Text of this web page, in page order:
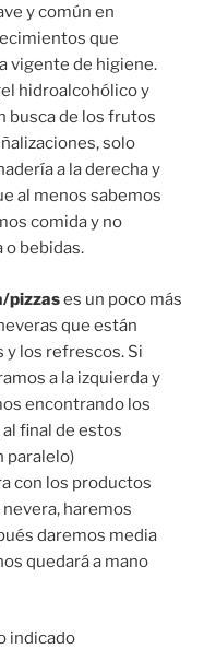
y común en
que
vigente de higiene.
hidroalcohólico y
busca de los frutos
solo
a la derecha y
al menos sabemos
comida y no
o bebidas.
pizzases un poco más
que están
y los refrescos. Si
a la izquierda y
encontrando los
final de estos
paralelo)
con los productos
haremos
daremos media
quedará a mano
indicado